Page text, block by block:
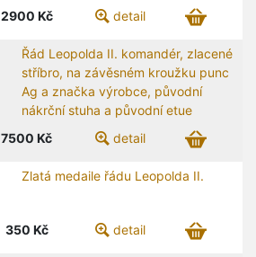
2900 Kč detail
Řád Leopolda II. komandér, zlacené
stříbro, na závěsném kroužku punc
Ag a značka výrobce, původní
nákrční stuha a původní etue
7500 Kč detail
Zlatá medaile řádu Leopolda II.
350 Kč detail